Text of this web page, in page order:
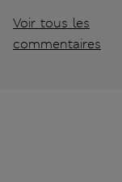
Voir tous les
commentaires